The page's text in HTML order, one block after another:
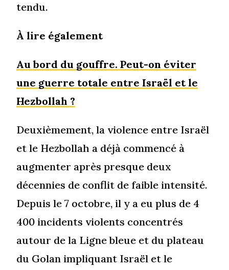
tendu.
À lire également
Au bord du gouffre. Peut-on éviter
une guerre totale entre Israël et le
Hezbollah ?
Deuxièmement, la violence entre Israël
et le Hezbollah a déjà commencé à
augmenter après presque deux
décennies de conflit de faible intensité.
Depuis le 7 octobre, il y a eu plus de 4
400 incidents violents concentrés
autour de la Ligne bleue et du plateau
du Golan impliquant Israël et le